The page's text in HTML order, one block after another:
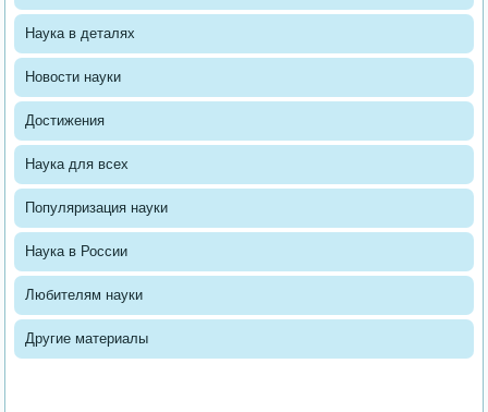
Наука в деталях
Новости науки
Достижения
Наука для всех
Популяризация науки
Наука в России
Любителям науки
Другие материалы